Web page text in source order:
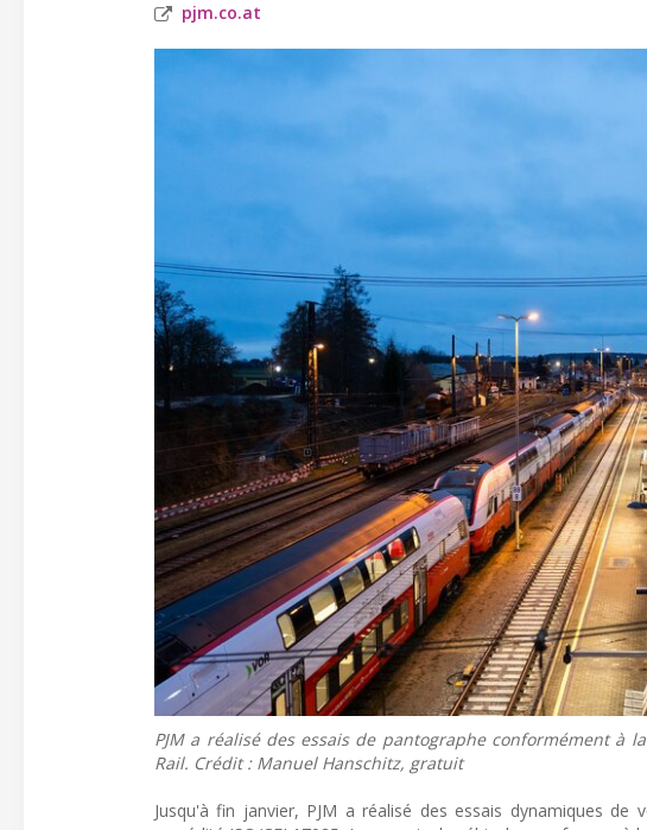
pjm.co.at
PJM a réalisé des essais de pantographe conformément à
Rail. Crédit : Manuel Hanschitz, gratuit
Jusqu'à fin janvier, PJM a réalisé des essais dynamiques